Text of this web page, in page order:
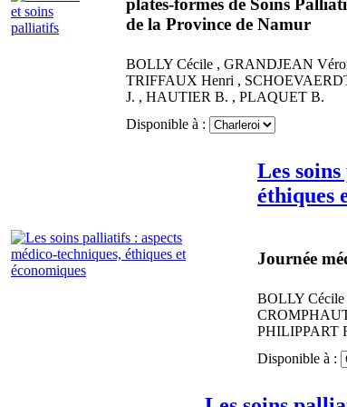
plates-formes de Soins
de la Province de Namur
BOLLY Cécile , GRANDJEAN
TRIFFAUX Henri ,
J. , HAUTIER B. , PLAQUET B.
Disponible à :
Les
éthiques
Journée
BOLLY Cécile
PHILIPPART
Disponible à :